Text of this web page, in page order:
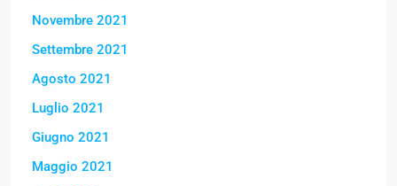
Novembre 2021
Settembre 2021
Agosto 2021
Luglio 2021
Giugno 2021
Maggio 2021